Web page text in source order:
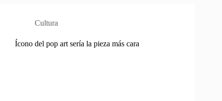
Cultura
Ícono del pop art sería la pieza más cara